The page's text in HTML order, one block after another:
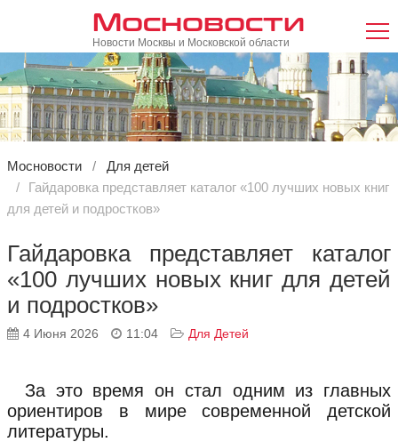
Мосновости
Новости Москвы и Московской области
Мосновости
Для детей
Гайдаровка представляет каталог «100 лучших новых книг
для детей и подростков»
Гайдаровка представляет каталог
«100 лучших новых книг для детей
и подростков»
4 Июня 2026 11:04 Для Детей
За это время он стал одним из главных
ориентиров в мире современной детской
литературы.